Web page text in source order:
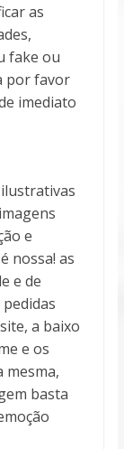
as
fake ou
por favor
imediato
e
nossa! as
e de
a baixo
e os
mesma,
basta